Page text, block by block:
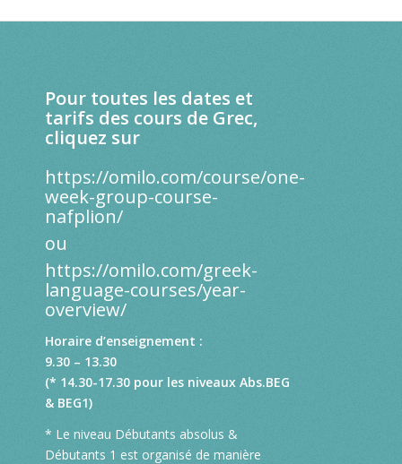
Pour toutes les dates et
tarifs des cours de Grec,
cliquez sur
https://omilo.com/course/one-
week-group-course-
nafplion/
ou
https://omilo.com/greek-
language-courses/year-
overview/
Horaire d’enseignement :
9.30 – 13.30
(* 14.30-17.30 pour les niveaux Abs.BEG
& BEG1)
* Le niveau Débutants absolus &
Débutants 1 est organisé de manière